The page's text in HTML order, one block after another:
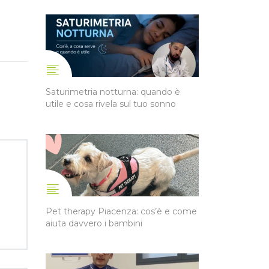
Saturimetria notturna: quando è
utile e cosa rivela sul tuo sonno
Pet therapy Piacenza: cos’è e come
aiuta davvero i bambini